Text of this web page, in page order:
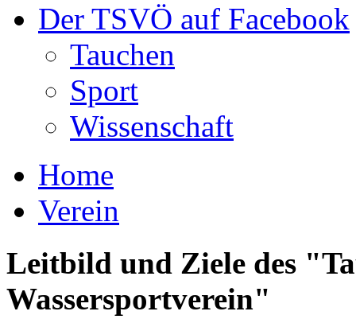
Der TSVÖ auf Facebook
Tauchen
Sport
Wissenschaft
Home
Verein
Leitbild und Ziele des
Wassersportverein"